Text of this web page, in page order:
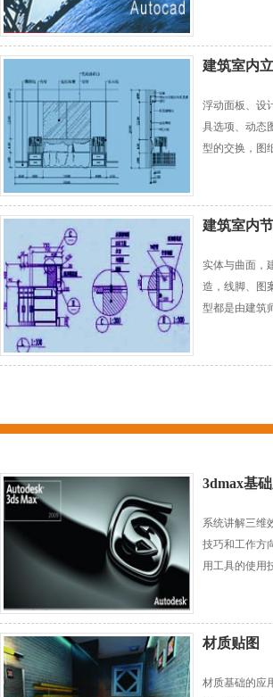
建筑室内
浮动面板、设
具选项、动态
型的交换，图
建筑室内
实体与曲面，
造，线脚、图
型都是由建筑
3dmax基
系统讲解三维
技巧和工作方
用工具的使用
材质贴图
材质基础的应